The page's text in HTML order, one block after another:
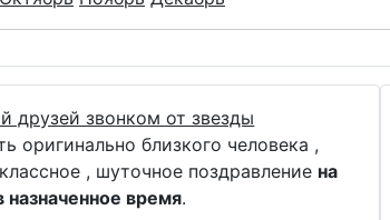
оригинально близкого человека ,
, шуточное поздравление на
назначенное время.